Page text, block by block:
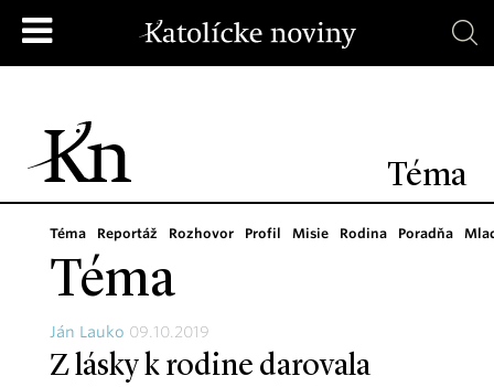
Téma
Téma Reportáž Rozhovor Profil Misie Rodina Poradňa
Téma
Ján Lauko 09.10.2019
Z lásky k rodine darovala